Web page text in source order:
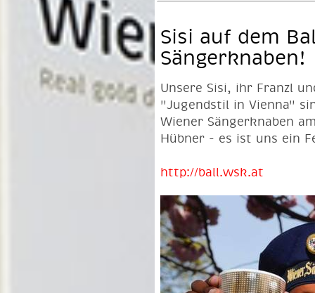
Sisi auf dem
Sängerknaben!
Unsere Sisi, ihr Franzl
"Jugendstil in Vienna"
Wiener Sängerknaben
Hübner - es ist uns ein
http://ball.wsk.at